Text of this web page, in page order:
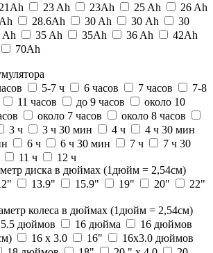
21Ah 23 Ah 23Ah 25 Ah
26 Ah
28.6Ah 30 Ah 30 Аh
30
Ah 35 Ah 35Ah 36 Ah
42Ah
70Ah
5-7 ч 6 часов 7 часов
7-8
11 часов до 9 часов
около 10
около 7 часов
около 8 часов
3 ч 3 ч 30 мин 4 ч
4 ч 30 мин
6 ч 6 ч 30 мин 7 ч
7 ч 30
11 ч
12 ч
диска в дюймах (1дюйм = 2,54см)
13.9" 15.9" 19" 20"
22"
колеса в дюймах (1дюйм = 2,54см)
дюймов 16 дюйма
16 дюймов
16 х 3.0 16"
16x3.0 дюймов